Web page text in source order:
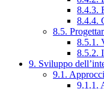
8.4.3.
8.4.4.
8.5.
8.5.1.
8.5.2.
9. Sviluppo
9.1.
9.1.1.